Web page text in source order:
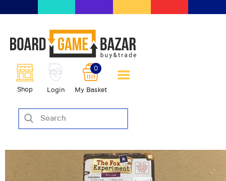
Shop Login My Basket
0
scambio giochi da tavolo
BoardGameBazar
SHOP
VENDI
CASE EDITRICI
AIUTO